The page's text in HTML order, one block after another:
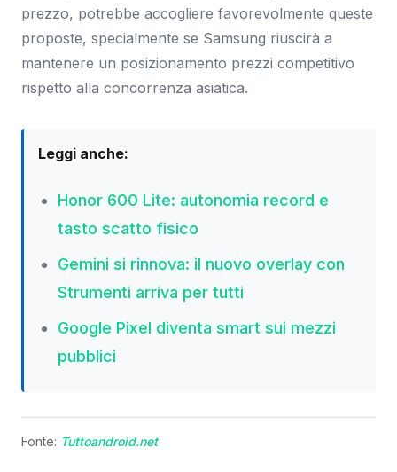
prezzo, potrebbe accogliere favorevolmente queste
proposte, specialmente se Samsung riuscirà a
mantenere un posizionamento prezzi competitivo
rispetto alla concorrenza asiatica.
Leggi anche:
Honor 600 Lite: autonomia record e
tasto scatto fisico
Gemini si rinnova: il nuovo overlay con
Strumenti arriva per tutti
Google Pixel diventa smart sui mezzi
pubblici
Fonte: Tuttoandroid.net